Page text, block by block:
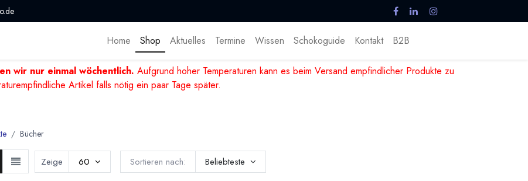
Home Shop Aktuelles Termine Wissen Schokoguide Kontakt B2B
wir nur einmal wöchentlich. Aufgrund hoher Temperaturen kann es beim Versand empfindlicher Produkte zu
Artikel falls nötig ein paar Tage später.
Bücher
Sortieren nach: Beliebteste
Zeige 60